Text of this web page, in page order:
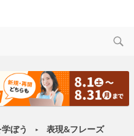
ぼう ► 表現&フレーズ